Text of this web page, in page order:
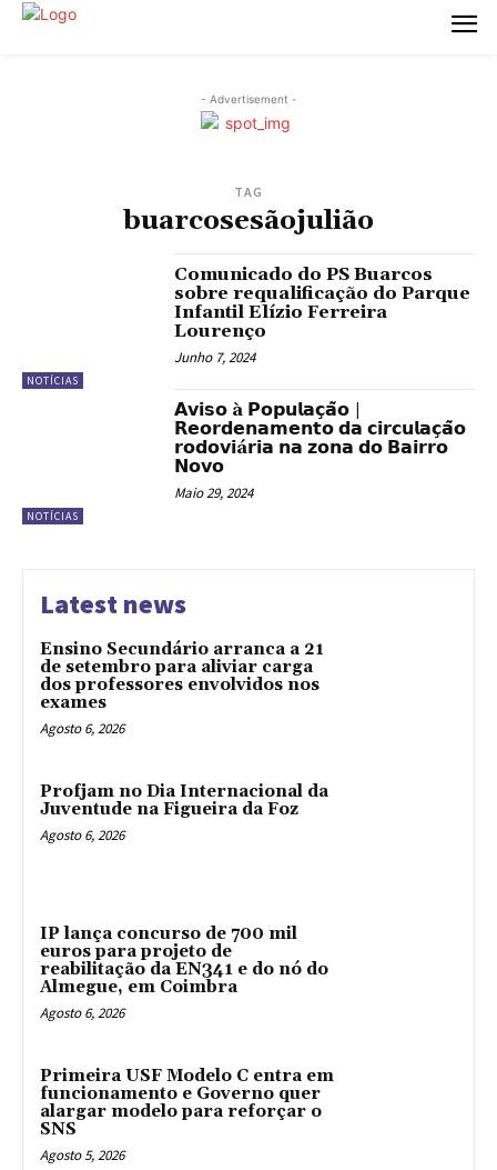
- Advertisement -
TAG
buarcosesãojulião
NOTÍCIAS
Comunicado do PS Buarcos
sobre requalificação do Parque
Infantil Elízio Ferreira
Lourenço
Junho 7, 2024
NOTÍCIAS
𝗔𝘃𝗶𝘀𝗼 à 𝗣𝗼𝗽𝘂𝗹𝗮𝗰̧𝗮̃𝗼 |
𝗥𝗲𝗼𝗿𝗱𝗲𝗻𝗮𝗺𝗲𝗻𝘁𝗼 𝗱𝗮 𝗰𝗶𝗿𝗰𝘂𝗹𝗮𝗰̧𝗮̃𝗼
𝗿𝗼𝗱𝗼𝘃𝗶á𝗿𝗶𝗮 𝗻𝗮 𝘇𝗼𝗻𝗮 𝗱𝗼 𝗕𝗮𝗶𝗿𝗿𝗼
𝗡𝗼𝘃𝗼
Maio 29, 2024
Latest news
Ensino Secundário arranca a 21
de setembro para aliviar carga
dos professores envolvidos nos
exames
Agosto 6, 2026
Profjam no Dia Internacional da
Juventude na Figueira da Foz
Agosto 6, 2026
IP lança concurso de 700 mil
euros para projeto de
reabilitação da EN341 e do nó do
Almegue, em Coimbra
Agosto 6, 2026
Primeira USF Modelo C entra em
funcionamento e Governo quer
alargar modelo para reforçar o
SNS
Agosto 5, 2026